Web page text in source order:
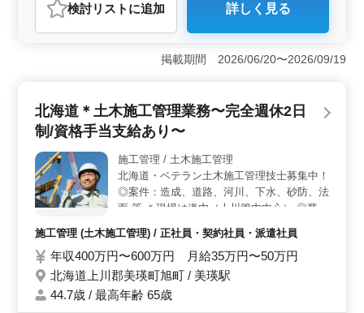
おすすめポイント
＜豊富な経験を活かせる職場＞ 建築施工管理の経験が
20年以上の方は、条件面で優遇されるため、これまで培
ってきたスキルや経験を存分に発揮できます。会社はス
年齢層が活躍中＞ 50代から70代の経験豊富な技術者が
活躍しており、年齢に関係なく働ける環境です。年齢制
的な職場です。 ＜車通勤が可能な便利な立地＞ マ
イカー通勤が可能で、無料駐車場も完備されているた
め、通勤の負担が軽減されます。特に、車で移動するこ
とが多い地方で働くには便利な条件です。
検討リスト に追加 詳しく見る
掲載期間 2026/06/20〜2026/09/19
北海道＊土木施工管理業務〜完全週休2日
制/資格手当支給あり〜
施工管理 / 土木施工管理
北海道・ベテラン土木施工管理技士募集中！
◎案件：造成、道路、河川、下水、砂防、法
面 等 ＊現場は道内（上川管内中心） ◎業務
督） ・積算、書類作成、施工図修正程度 ・
発注者との打ち合わせ、近隣住民対応、社内
会議 等 ◎備考 ＊週休2日 ＊車通勤可能（無
料駐車場完備） ＊交通費実費支給 ＊作業着
施工管理 (土木施工管理) / 正社員・契約社員・派遣社員
年収400万円〜600万円 月給35万円〜50万円
北海道上川郡美瑛町旭町 / 美瑛駅
44.7歳 / 最高年齢 65歳